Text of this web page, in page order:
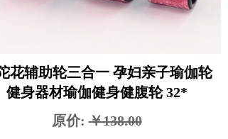
花辅助轮三合一 孕妇亲子瑜伽轮
健身器材瑜伽健身健腹轮 32*
原价:￥138.00